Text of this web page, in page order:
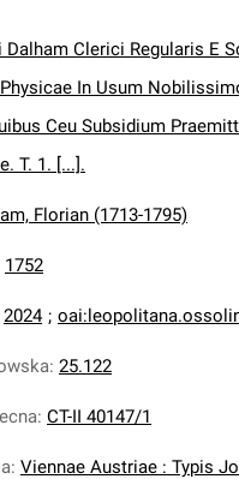
Dalham Clerici Regularis E
In Usum
Ceu Subsidium
T. 1. [...].
Florian (1713-1795)
1752
2024 ;
: 25.122
: CT-II 40147/1
: Viennae Austriae : Typis